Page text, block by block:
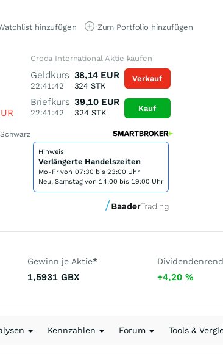
hinzufügen Zum Portfolio hinzufügen
Croda International Aktie kaufen
Geldkurs
22:41:42
38,14 EUR
324 STK
Briefkurs
22:41:42
39,10 EUR
324STK
Verkauf
Kauf
Hinweis
Verlängerte Handelszeiten
Mo-Fr von 07:30 bis 23:00 Uhr
Neu: Samstag von 14:00 bis 19:00 Uhr
Gewinn je Aktie*
1,5931 GBX +4,20 %
Kennzahlen Forum Tools &